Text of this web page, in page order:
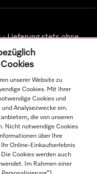
Lieferung stets ohne
unserer Website zu
Cookies. Mit Ihrer
Cookies und
Analysezwecke ein.
die von unseren
Nicht notwendige Cookies
über Ihre
Online-Einkaufserlebnis
Cookies werden auch
Im Rahmen einer